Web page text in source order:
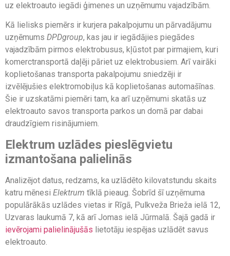
uz elektroauto iegādi ģimenes un uzņēmumu vajadzībām.
Kā lielisks piemērs ir kurjera pakalpojumu un pārvadājumu
uzņēmums DPDgroup, kas jau ir iegādājies piegādes
vajadzībām pirmos elektrobusus, kļūstot par pirmajiem, kuri
komerctransportā daļēji pāriet uz elektrobusiem. Arī vairāki
koplietošanas transporta pakalpojumu sniedzēji ir
izvēlējušies elektromobiļus kā koplietošanas automašīnas.
Šie ir uzskatāmi piemēri tam, ka arī uzņēmumi skatās uz
elektroauto savos transporta parkos un domā par dabai
draudzīgiem risinājumiem.
Elektrum uzlādes pieslēgvietu
izmantošana palielinās
Analizējot datus, redzams, ka uzlādēto kilovatstundu skaits
katru mēnesi Elektrum tīklā pieaug. Šobrīd šī uzņēmuma
populārākās uzlādes vietas ir Rīgā, Pulkveža Brieža ielā 12,
Uzvaras laukumā 7, kā arī Jomas ielā Jūrmalā. Šajā gadā ir
ievērojami palielinājušās lietotāju iespējas uzlādēt savus
elektroauto.